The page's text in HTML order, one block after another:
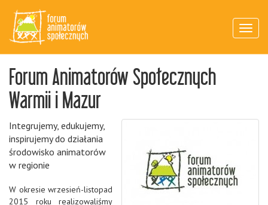
MENU
Forum Animatorów Społecznych
Warmii i Mazur
Integrujemy, edukujemy,
inspirujemy do działania
środowisko animatorów
w regionie
W okresie wrzesień-listopad
2015 roku realizowaliśmy